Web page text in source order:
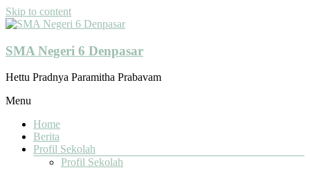
Skip to content
SMA Negeri 6 Denpasar
Hettu Pradnya Paramitha Prabavam
Menu
Home
Berita
Profil Sekolah
Profil Sekolah